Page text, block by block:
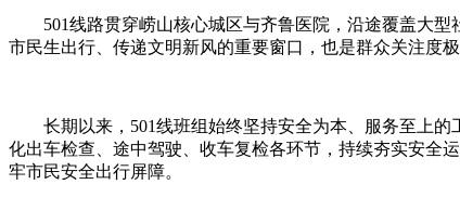
501线路贯穿崂山核心城区与齐鲁医院，沿途覆盖大型
市民生出行、传递文明新风的重要窗口，也是群众关注度
长期以来，501线班组始终坚持安全为本、服务至上的
化出车检查、途中驾驶、收车复检各环节，持续夯实安全
牢市民安全出行屏障。